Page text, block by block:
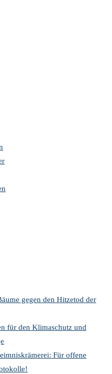
gegen den Hitzetod der
für den Klimaschutz und
Für offene